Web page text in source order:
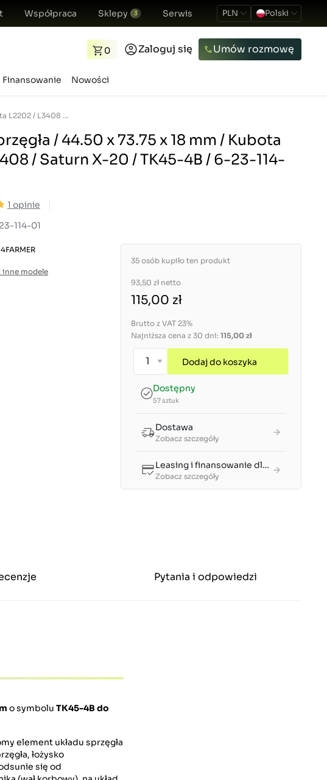
Współpraca Sklepy 3 Serwis PLN Polski
0 Zaloguj się Umów rozmowę
Finansowanie Nowości
Łożysko sprzęgła / 44.50 x 73.75 x 18 mm / Kubota L2202 / L3408 / Saturn X-20 / TK45-4B / 6-23-114-01
/ 44.50 x 73.75 x 18 mm / Kubota
/ Saturn X-20 / TK45-4B / 6-23-114-
1 opinie
114-01
4FARMER
inne modele
35 osób kupiło ten produkt
93,50 zł netto
115,00 zł
Brutto z VAT 23%
Najniższa cena z 30 dni: 115,00 zł
Dodaj do koszyka
Dostępny
57 sztuk
Dostawa
Zobacz szczegóły
Leasing i finansowanie dla firm
Zobacz szczegóły
Pytania i odpowiedzi
o symbolu TK45-4B do
element układu sprzęgła
łożysko
się od